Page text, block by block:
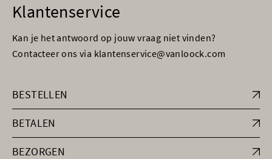
Klantenservice
Kan je het antwoord op jouw vraag niet vinden?
Contacteer ons via klantenservice@vanloock.com
BESTELLEN
BETALEN
BEZORGEN